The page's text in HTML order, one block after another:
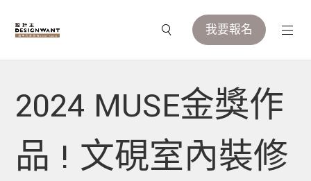
我要報名
2024 MUSE金獎作
品 ! 文硯室內裝修